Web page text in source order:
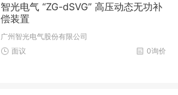
智光电气 “ZG-dSVG” 高压动态无功补
偿装置
广州智光电气股份有限公司
0询价
面议